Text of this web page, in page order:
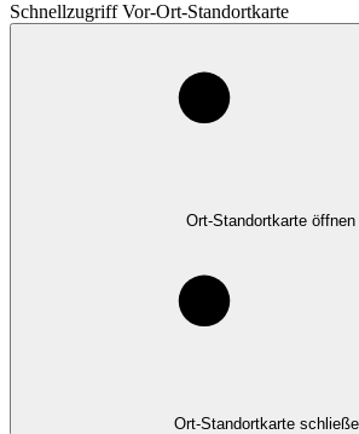
Schnellzugriff Vor-Ort-Standortkarte
Ort-Standortkarte öffnen
Ort-Standortkarte